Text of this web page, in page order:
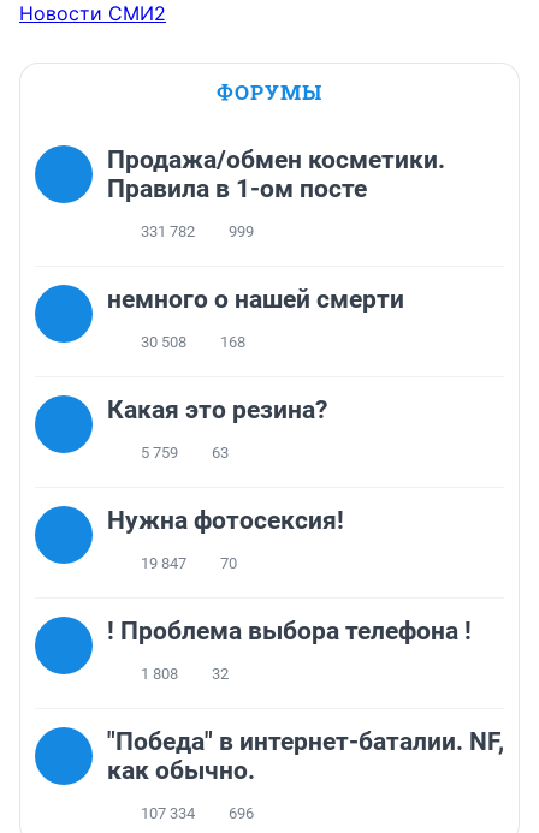
Новости СМИ2
ФОРУМЫ
Продажа/обмен косметики.
Правила в 1-ом посте
331 782 999
немного о нашей смерти
30 508 168
Какая это резина?
5 759 63
Нужна фотосексия!
19 847 70
! Проблема выбора телефона !
1 808 32
"Победа" в интернет-баталии. NF,
как обычно.
107 334 696